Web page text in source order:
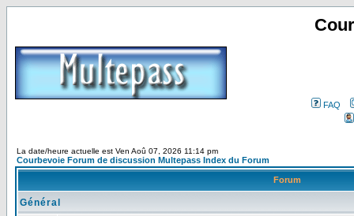
FAQ
La date/heure actuelle est Ven Aoû 07, 2026 11:14 pm
Courbevoie Forum de discussion Multepass Index du Forum
Forum
Général